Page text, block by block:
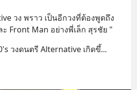
วง พราว เป็นอีกวงที่ต้องพูดถึง
Front Man อย่างพี่เล็ก สุรชัย "
วงดนตรี Alternative เกิดขึ้